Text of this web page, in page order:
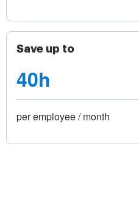
Save up to
40h
per employee / month